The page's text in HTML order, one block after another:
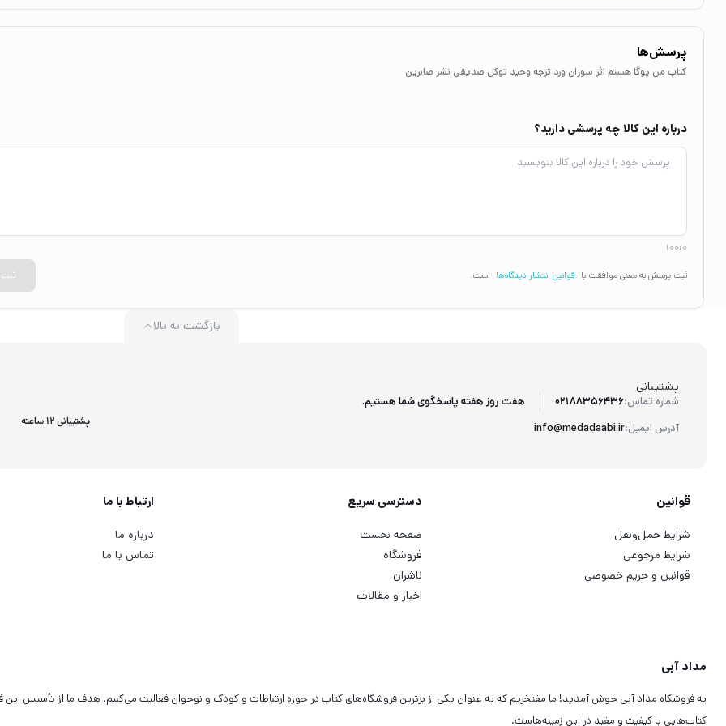
پرسش‌ها
کتاب من یوگا هستم اثر سوزان ورد ترجه وحید توکل صدیقی نشر صابرین
درباره این کالا چه پرسشی دارید؟
100/0
ثبت پرسش به معنی موافقت با قوانین انتشار دیدگاه‌ها است.
پشتیبانی
شماره تماس:02188356436
آدرس ایمیل:info@medadaabi.ir
هفت روز هفته پاسخگوی شما هستیم.
بازگشت به بالا
پشتیبانی 12 ساعته
قوانین
شرایط حمل‌ونقل
شرایط مرجوعی
قوانین و حریم خصوصی
دسترسی سریع
صفحه نخست
فروشگاه
ناشران
اخبار و مقالات
ارتباط با ما
درباره ما
تماس با ما
مداد آبی
به فروشگاه مداد آبی خوش آمدید! ما مفتخریم که به عنوان یکی از برترین فروشگاه‌های کتاب در حوزه ارتباطات و کودک و نوجوان فعالیت می‌کنیم. هدف ما از تأسیس
کتاب‌هایی با کیفیت و مفید در این زمینه‌هاست.